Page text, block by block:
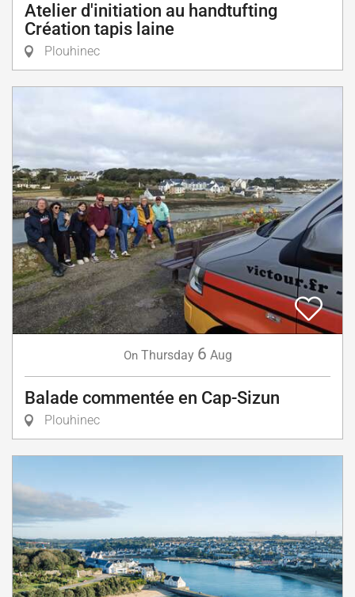
Atelier d'initiation au handtufting
Création tapis laine
Plouhinec
On Thursday 6 Aug
Balade commentée en Cap-Sizun
Plouhinec